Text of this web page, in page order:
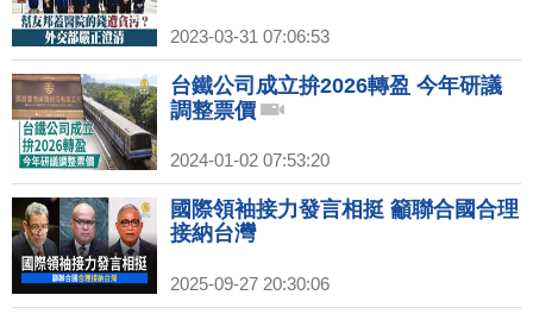
2023-03-31 07:06:53
台鐵公司成立拚2026轉盈 今年研議
調整票價
2024-01-02 07:53:20
國際領袖接力發言相挺 籲聯合國合理
接納台灣
2025-09-27 20:30:06